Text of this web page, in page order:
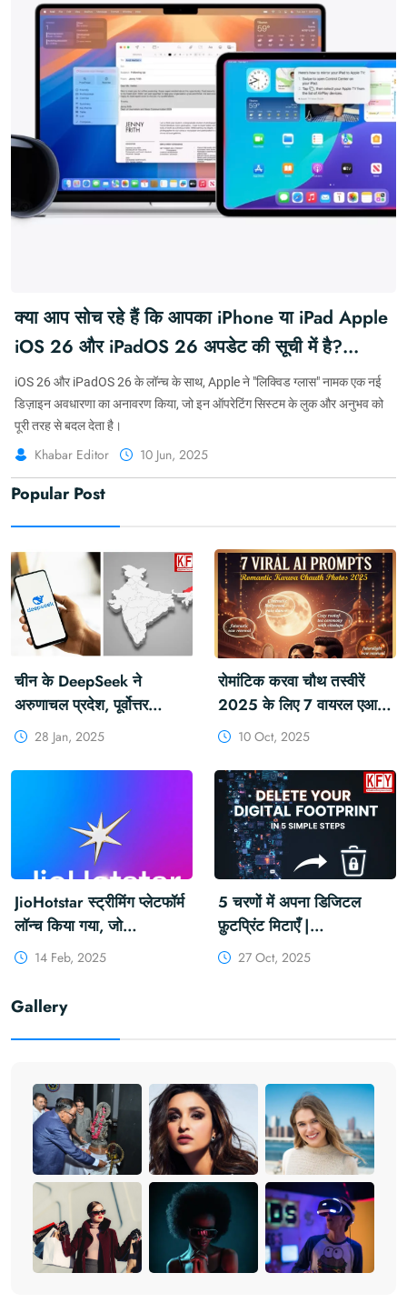
क्या आप सोच रहे हैं कि आपका iPhone या iPad Apple
iOS 26 और iPadOS 26 अपडेट की सूची में है?
डिवाइस सूची देखें कि क्या आपके गैजेट को नवीनतम
अपग्रेड मिल रहा है! #iOS26 #iPadOS26
#AppleUpdates #iPhoneUpgrade
iOS 26 और iPadOS 26 के लॉन्च के साथ, Apple ने "लिक्विड ग्लास" नामक एक नई
डिज़ाइन अवधारणा का अनावरण किया, जो इन ऑपरेटिंग सिस्टम के लुक और अनुभव को
पूरी तरह से बदल देता है।
Khabar Editor 10 Jun, 2025
Popular Post
चीन के DeepSeek ने
अरुणाचल प्रदेश, पूर्वोत्तर
भारतीय राज्यों पर सवालों के
'चलो कुछ और बात करते हैं'
#ArtificialIntelligence
#ArunachalPradesh
#DeepSeek #OpenAI
#ChatGPT
28 Jan, 2025
रोमांटिक करवा चौथ तस्वीरें
2025 के लिए 7 वायरल एआई
संकेत10 Oct, 2025
JioHotstar स्ट्रीमिंग प्लेटफॉर्म
लॉन्च किया गया, जो
JioCinema और Disney+
#JioHotstar #JioCinema
#DisneyPlusHotstar
#India
14 Feb, 2025
5 चरणों में अपना डिजिटल
फ़ुटप्रिंट मिटाएँ |
Khabarforyou
27 Oct, 2025
Gallery